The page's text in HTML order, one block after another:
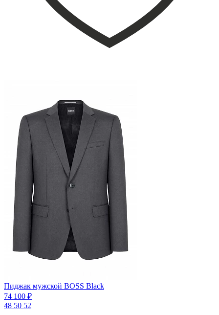
Пиджак мужской BOSS Black
74 100 ₽
48 50 52